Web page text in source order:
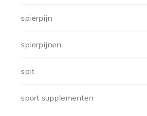
spierpijn
spierpijnen
spit
sport supplementen